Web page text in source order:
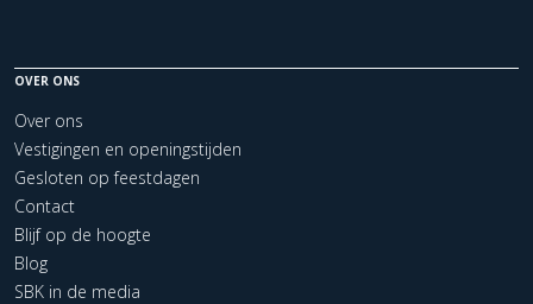
OVER ONS
Over ons
Vestigingen en openingstijden
Gesloten op feestdagen
Contact
Blijf op de hoogte
Blog
SBK in de media